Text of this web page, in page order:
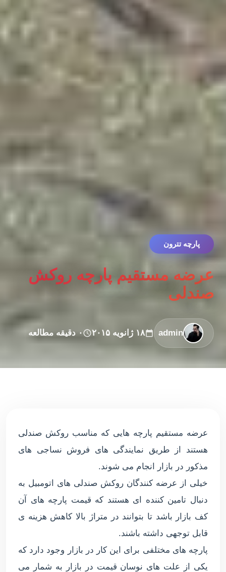
پارچه تترون
عرضه مستقیم پارچه روکش
صندلی
admin ۱۸ ژانویه ۲۰۱۵ ۰ دقیقه مطالعه
عرضه مستقیم پارچه هایی که مناسب روکش صندلی
هستند از طریق نمایندگی های فروش نساجی های
مذکور در بازار انجام می شوند.
خیلی از عرضه کنندگان روکش صندلی های اتومبیل به
دنبال تامین کننده ای هستند که قیمت پارچه های آن
کف بازار باشد تا بتوانند در متراژ بالا کاهش هزینه ی
قابل توجهی داشته باشند.
پارچه های مختلفی برای این کار در بازار وجود دارد که
یکی از علت های نوسان قیمت در بازار به شمار می